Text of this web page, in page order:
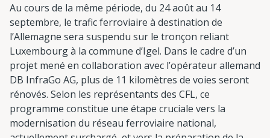
Au cours de la même période, du 24 août au 14
septembre, le trafic ferroviaire à destination de
l’Allemagne sera suspendu sur le tronçon reliant
Luxembourg à la commune d’Igel. Dans le cadre d’un
projet mené en collaboration avec l’opérateur allemand
DB InfraGo AG, plus de 11 kilomètres de voies seront
rénovés. Selon les représentants des CFL, ce
programme constitue une étape cruciale vers la
modernisation du réseau ferroviaire national,